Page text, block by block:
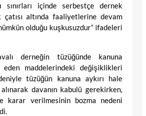
sınırları içinde serbestçe dernek
altında faaliyetlerine devam
olduğu kuşkusuzdur” ifadeleri
derneğin tüzüğünde kanuna
eden maddelerindeki değişiklikleri
tüzüğün kanuna aykırı hale
davanın kabulü gerekirken,
karar verilmesinin bozma nedeni